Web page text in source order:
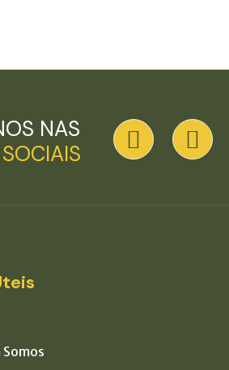
NAS
Somos